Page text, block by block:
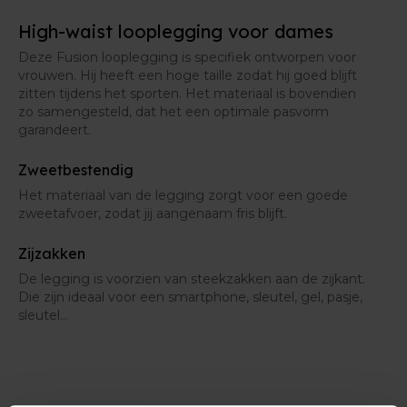
High-waist looplegging voor dames
Deze Fusion looplegging is specifiek ontworpen voor
vrouwen. Hij heeft een hoge taille zodat hij goed blijft
zitten tijdens het sporten. Het materiaal is bovendien
zo samengesteld, dat het een optimale pasvorm
garandeert.
Zweetbestendig
Het materiaal van de legging zorgt voor een goede
zweetafvoer, zodat jij aangenaam fris blijft.
Zijzakken
De legging is voorzien van steekzakken aan de zijkant.
Die zijn ideaal voor een smartphone, sleutel, gel, pasje,
sleutel…